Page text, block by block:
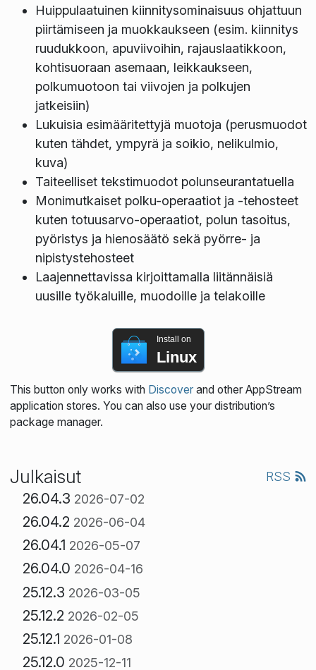
Huippulaatuinen kiinnitysominaisuus ohjattuun
piirtämiseen ja muokkaukseen (esim. kiinnitys
ruudukkoon, apuviivoihin, rajauslaatikkoon,
kohtisuoraan asemaan, leikkaukseen,
polkumuotoon tai viivojen ja polkujen
jatkeisiin)
Lukuisia esimääritettyjä muotoja (perusmuodot
kuten tähdet, ympyrä ja soikio, nelikulmio,
kuva)
Taiteelliset tekstimuodot polunseurantatuella
Monimutkaiset polku-operaatiot ja -tehosteet
kuten totuusarvo-operaatiot, polun tasoitus,
pyöristys ja hienosäätö sekä pyörre- ja
nipistystehosteet
Laajennettavissa kirjoittamalla liitännäisiä
uusille työkaluille, muodoille ja telakoille
Install on
Linux
This button only works with Discoverand other AppStream
application stores. You can also use your distribution’s
package manager.
Julkaisut RSS
26.04.3 2026-07-02
26.04.2 2026-06-04
26.04.1 2026-05-07
26.04.0 2026-04-16
25.12.3 2026-03-05
25.12.2 2026-02-05
25.12.1 2026-01-08
25.12.0 2025-12-11